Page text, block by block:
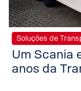
Soluções de
Um Scania
anos da